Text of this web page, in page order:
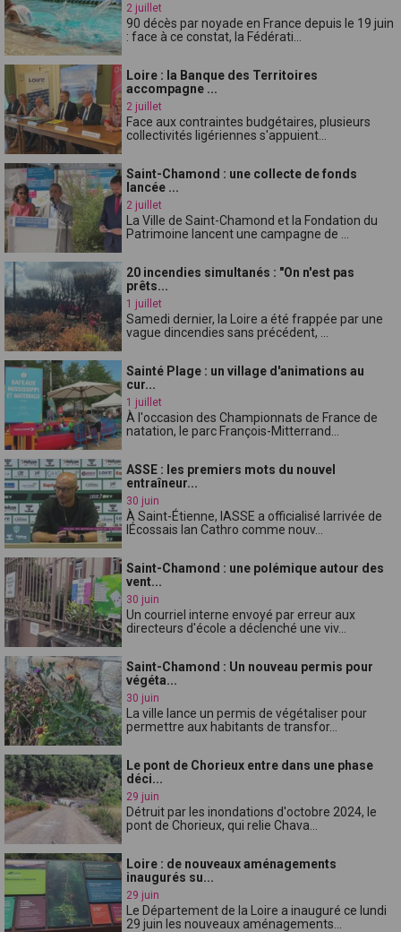
2 juillet
90 décès par noyade en France depuis le 19 juin
: face à ce constat, la Fédérati...
Loire : la Banque des Territoires
accompagne ...
2 juillet
Face aux contraintes budgétaires, plusieurs
collectivités ligériennes s'appuient...
Saint-Chamond : une collecte de fonds
lancée ...
2 juillet
La Ville de Saint-Chamond et la Fondation du
Patrimoine lancent une campagne de ...
20 incendies simultanés : "On n'est pas
prêts...
1 juillet
Samedi dernier, la Loire a été frappée par une
vague dincendies sans précédent, ...
Sainté Plage : un village d'animations au
cur...
1 juillet
À l'occasion des Championnats de France de
natation, le parc François-Mitterrand...
ASSE : les premiers mots du nouvel
entraîneur...
30 juin
À Saint-Étienne, lASSE a officialisé larrivée de
lÉcossais Ian Cathro comme nouv...
Saint-Chamond : une polémique autour des
vent...
30 juin
Un courriel interne envoyé par erreur aux
directeurs d'école a déclenché une viv...
Saint-Chamond : Un nouveau permis pour
végéta...
30 juin
La ville lance un permis de végétaliser pour
permettre aux habitants de transfor...
Le pont de Chorieux entre dans une phase
déci...
29 juin
Détruit par les inondations d'octobre 2024, le
pont de Chorieux, qui relie Chava...
Loire : de nouveaux aménagements
inaugurés su...
29 juin
Le Département de la Loire a inauguré ce lundi
29 juin les nouveaux aménagements...